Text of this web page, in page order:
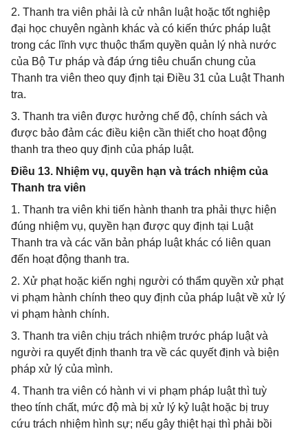
2. Thanh tra viên phải là cử nhân luật hoặc tốt nghiệp
đại học chuyên ngành khác và có kiến thức pháp luật
trong các lĩnh vực thuộc thẩm quyền quản lý nhà nước
của Bộ Tư pháp và đáp ứng tiêu chuẩn chung của
Thanh tra viên theo quy định tại Điều 31 của Luật Thanh
tra.
3. Thanh tra viên được hưởng chế độ, chính sách và
được bảo đảm các điều kiện cần thiết cho hoạt động
thanh tra theo quy định của pháp luật.
Điều 13. Nhiệm vụ, quyền hạn và trách nhiệm của
Thanh tra viên
1. Thanh tra viên khi tiến hành thanh tra phải thực hiện
đúng nhiệm vụ, quyền hạn được quy định tại Luật
Thanh tra và các văn bản pháp luật khác có liên quan
đến hoạt động thanh tra.
2. Xử phạt hoặc kiến nghị người có thẩm quyền xử phạt
vi phạm hành chính theo quy định của pháp luật về xử lý
vi phạm hành chính.
3. Thanh tra viên chịu trách nhiệm trước pháp luật và
người ra quyết định thanh tra về các quyết định và biện
pháp xử lý của mình.
4. Thanh tra viên có hành vi vi phạm pháp luật thì tuỳ
theo tính chất, mức độ mà bị xử lý kỷ luật hoặc bị truy
cứu trách nhiệm hình sự; nếu gây thiệt hại thì phải bồi